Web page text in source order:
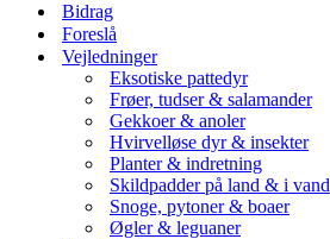
Bidrag
Foreslå
Vejledninger
Eksotiske pattedyr
Frøer, tudser & salamander
Gekkoer & anoler
Hvirvelløse dyr & insekter
Planter & indretning
Skildpadder på land & i vand
Snoge, pytoner & boaer
Øgler & leguaner